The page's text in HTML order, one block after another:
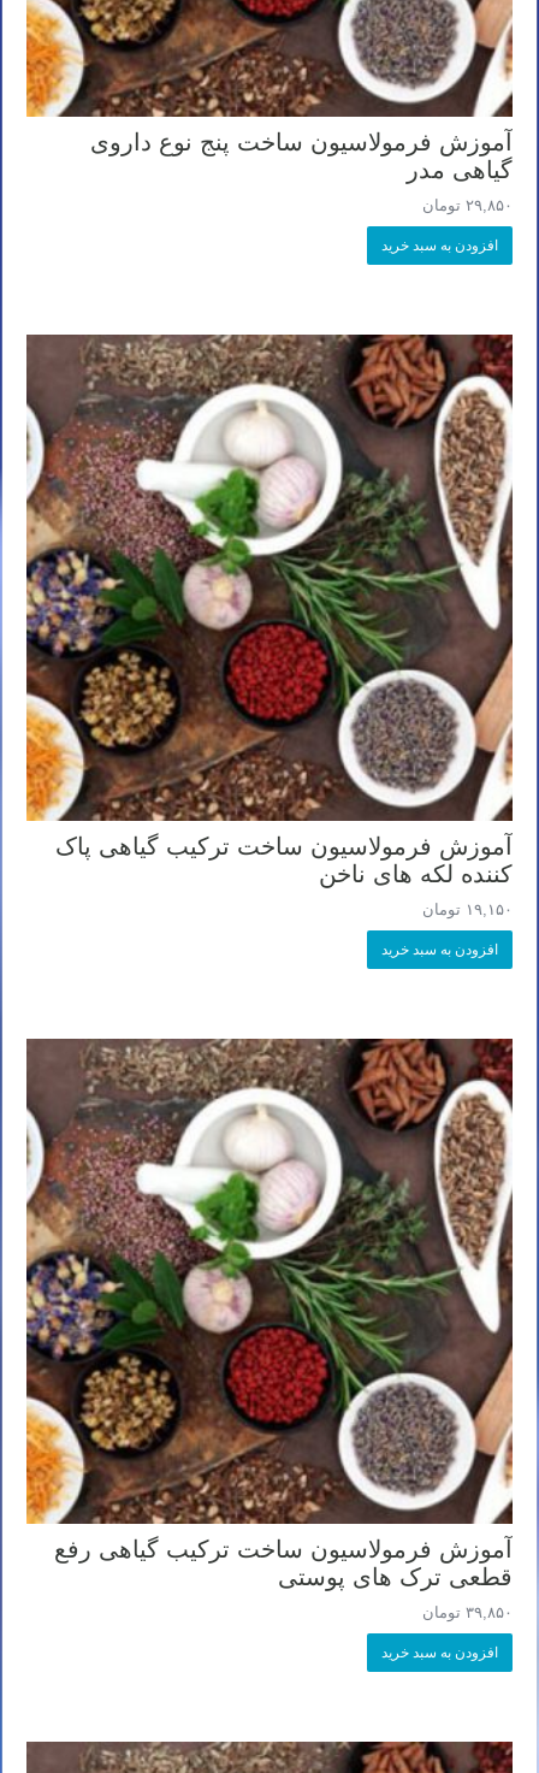
آموزش فرمولاسیون ساخت پنج نوع داروی
گیاهی مدر
۲۹,۸۵۰ تومان
افزودن به سبد خرید
آموزش فرمولاسیون ساخت ترکیب گیاهی پاک
کننده لکه های ناخن
۱۹,۱۵۰ تومان
افزودن به سبد خرید
آموزش فرمولاسیون ساخت ترکیب گیاهی رفع
قطعی ترک های پوستی
۳۹,۸۵۰ تومان
افزودن به سبد خرید